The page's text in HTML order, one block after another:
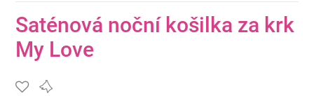
Saténová noční košilka za krk
My Love